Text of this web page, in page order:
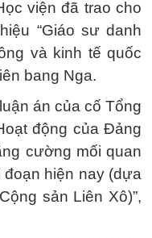
viện đã trao cho
“Giáo sư danh
và kinh tế quốc
bang Nga.
án của cố Tổng
động của Đảng
cường mối quan
đoạn hiện nay (dựa
sản Liên Xô)”,